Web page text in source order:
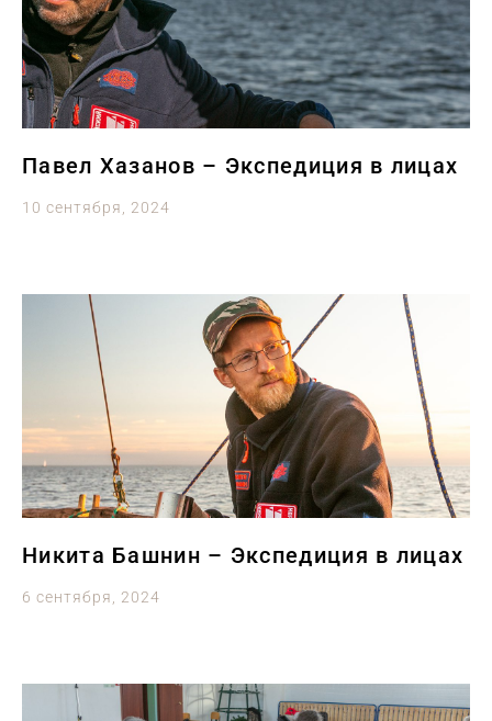
Павел Хазанов – Экспедиция в лицах
10 сентября, 2024
Никита Башнин – Экспедиция в лицах
6 сентября, 2024